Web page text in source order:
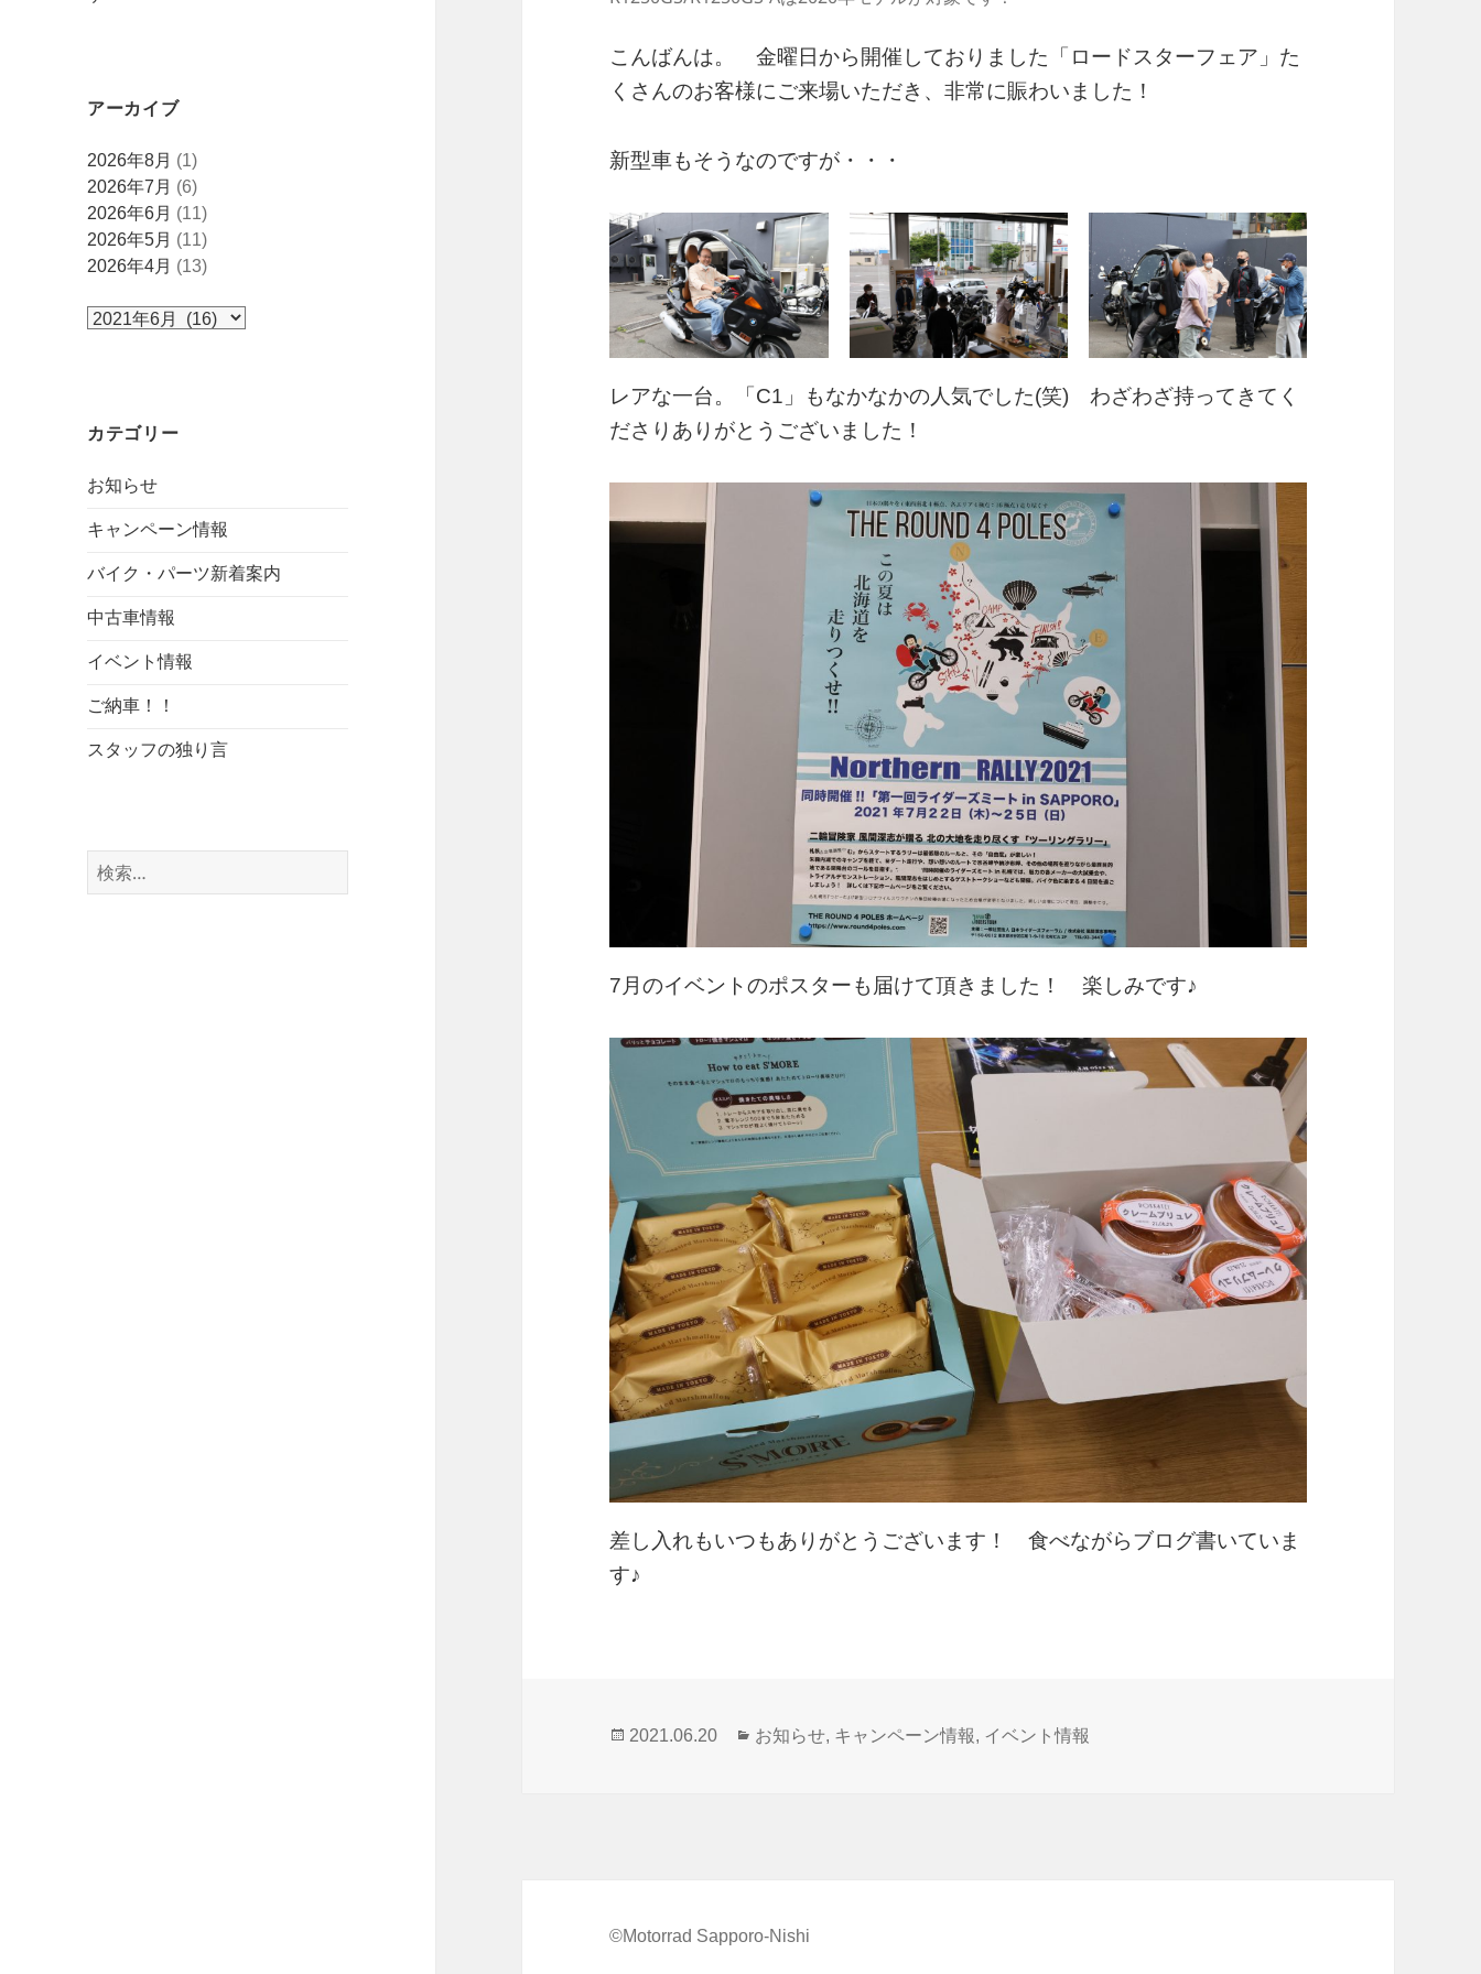
アーカイブ
ア
ー
カ
イ
ブ
2026年8月 (1)
2026年7月 (6)
2026年6月 (11)
2026年5月 (11)
2026年4月 (13)
カテゴリー
お知らせ
キャンペーン情報
バイク・パーツ新着案内
中古車情報
イベント情報
ご納車！！
スタッフの独り言
検
こんばんは。 金曜日から開催しておりました「ロードスターフェア」た
くさんのお客様にご来場いただき、非常に賑わいました！
新型車もそうなのですが・・・
レアな一台。「C1」もなかなかの人気でした(笑) わざわざ持ってきてく
ださりありがとうございました！
7月のイベントのポスターも届けて頂きました！ 楽しみです♪
差し入れもいつもありがとうございます！ 食べながらブログ書いていま
す♪
投
2021.06.20
カ
お知らせ, キャンペーン情報, イベント情報
©Motorrad Sapporo-Nishi